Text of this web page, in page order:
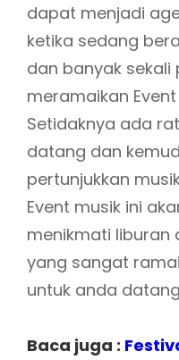
dapat menjadi
ketika sedang
dan banyak sekali
meramaikan
Setidaknya ada
datang dan
pertunjukkan
Event musik ini
menikmati liburan
yang sangat
untuk anda
Baca juga :